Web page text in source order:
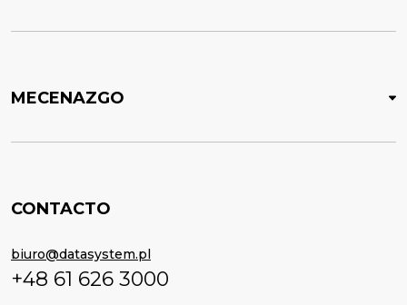
MECENAZGO
CONTACTO
biuro@datasystem.pl
+48 61 626 3000